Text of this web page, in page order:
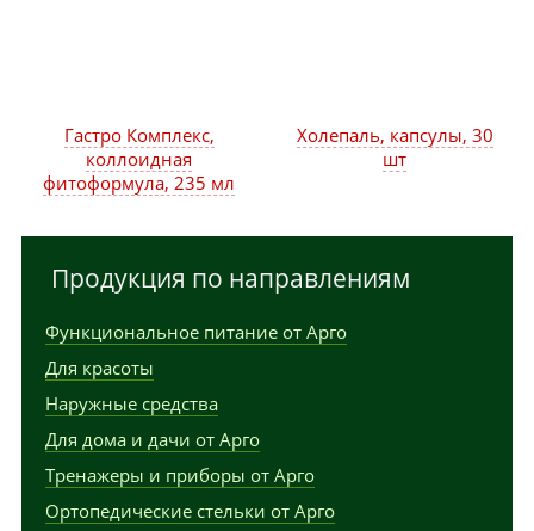
Холепаль, капсулы, 30
шт
Гастро Комплекс,
коллоидная
фитоформула, 235 мл
Продукция по направлениям
Функциональное питание от Арго
Для красоты
Наружные средства
Для дома и дачи от Арго
Тренажеры и приборы от Арго
Ортопедические стельки от Арго